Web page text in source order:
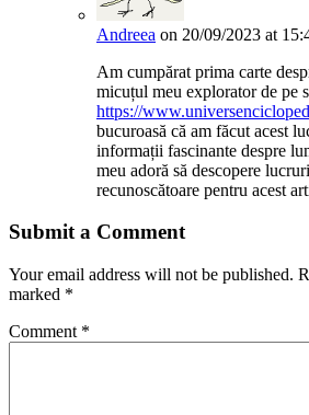
Andreea on 20/09/2023 at
Am cumpărat prima carte
micuțul meu explorator de pe
https://
bucuroasă că am făcut acest
informații fascinante despre
meu adoră să descopere
recunoscătoare pentru acest
Submit a Comment
Your email address will not be published.
marked *
Comment *